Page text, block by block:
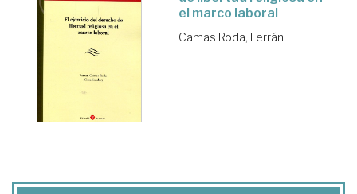
el marco laboral
Camas Roda, Ferrán